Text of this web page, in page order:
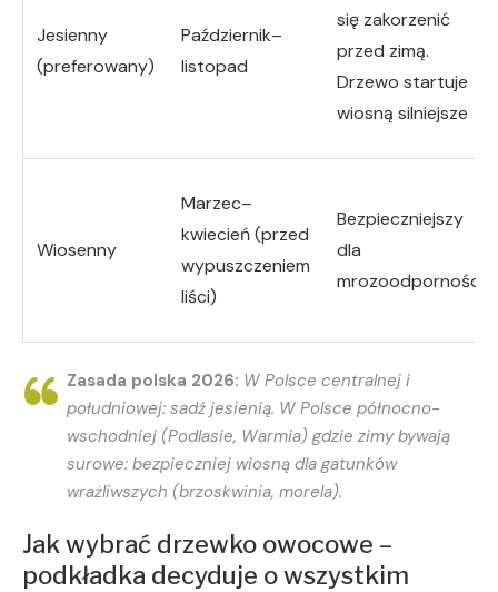
Jesienny
(preferowany)
Październik–
listopad
się zakorzenić
przed zimą.
Drzewo startuje
wiosną silniejsze
Wiosenny
Marzec–
kwiecień (przed
wypuszczeniem
liści)
Bezpieczniejszy
dla
mrozoodporności
Zasada polska 2026: W Polsce centralnej i
południowej: sadź jesienią. W Polsce północno-
wschodniej (Podlasie, Warmia) gdzie zimy bywają
surowe: bezpieczniej wiosną dla gatunków
wrażliwszych (brzoskwinia, morela).
Jak wybrać drzewko owocowe –
podkładka decyduje o wszystkim